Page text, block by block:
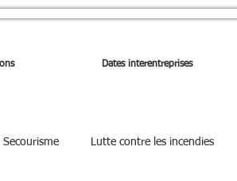
Dates interentreprises
Secourisme Lutte contre les incendies